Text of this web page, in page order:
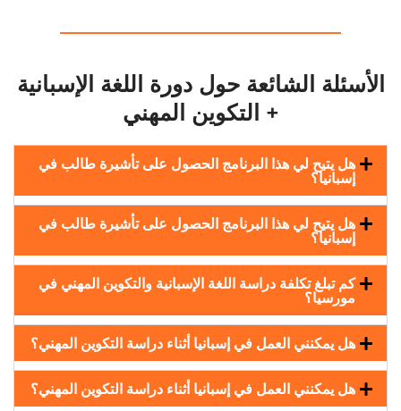
الأسئلة الشائعة حول دورة اللغة الإسبانية
+ التكوين المهني
هل يتيح لي هذا البرنامج الحصول على تأشيرة طالب في
إسبانيا؟
هل يتيح لي هذا البرنامج الحصول على تأشيرة طالب في
إسبانيا؟
كم تبلغ تكلفة دراسة اللغة الإسبانية والتكوين المهني في
مورسيا؟
هل يمكنني العمل في إسبانيا أثناء دراسة التكوين المهني؟
هل يمكنني العمل في إسبانيا أثناء دراسة التكوين المهني؟